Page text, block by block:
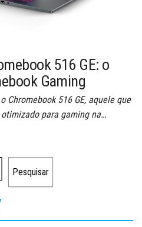
516 GE: o
Gaming
Chromebook 516 GE, aquele que
para gaming na…
Pesquisar